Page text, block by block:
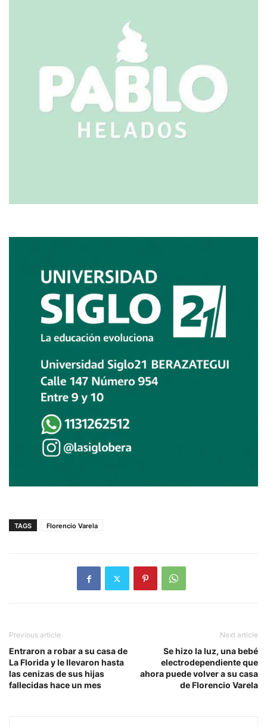
TAGS Florencio Varela
Previous article
Entraron a robar a su casa de
La Florida y le llevaron hasta
las cenizas de sus hijas
fallecidas hace un mes
Next article
Se hizo la luz, una bebé
electrodependiente que
ahora puede volver a su casa
de Florencio Varela